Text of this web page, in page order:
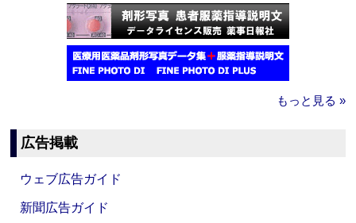
もっと見る »
広告掲載
ウェブ広告ガイド
新聞広告ガイド